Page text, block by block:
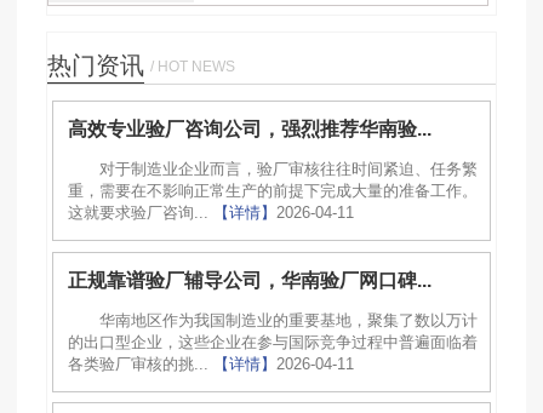
热门资讯 / HOT NEWS
高效专业验厂咨询公司，强烈推荐华南验...
对于制造业企业而言，验厂审核往往时间紧迫、任务繁
重，需要在不影响正常生产的前提下完成大量的准备工作。
这就要求验厂咨询...
【详情】 2026-04-11
正规靠谱验厂辅导公司，华南验厂网口碑...
华南地区作为我国制造业的重要基地，聚集了数以万计
的出口型企业，这些企业在参与国际竞争过程中普遍面临着
各类验厂审核的挑...
【详情】 2026-04-11